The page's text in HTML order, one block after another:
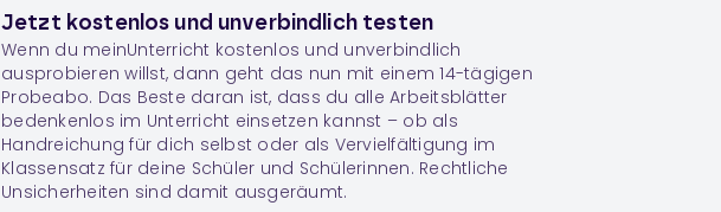
Jetzt kostenlos und unverbindlich testen
Wenn du meinUnterricht kostenlos und unverbindlich
ausprobieren willst, dann geht das nun mit einem 14-tägigen
Probeabo. Das Beste daran ist, dass du alle Arbeitsblätter
bedenkenlos im Unterricht einsetzen kannst – ob als
Handreichung für dich selbst oder als Vervielfältigung im
Klassensatz für deine Schüler und Schülerinnen. Rechtliche
Unsicherheiten sind damit ausgeräumt.